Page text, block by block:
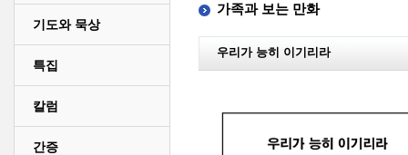
기도와 묵상
특집
칼럼
간증
가족과 보는 만화
우리가 능히 이기리라